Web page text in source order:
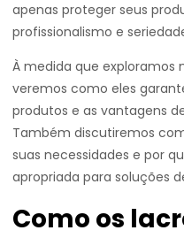
apenas proteger seus
profissionalismo e
À medida que exploramos
veremos como eles
produtos e as vantagens
Também discutiremos
suas necessidades e por
apropriada para soluções
Como os